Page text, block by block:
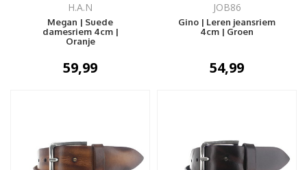
H.A.N
Megan | Suede
damesriem 4cm |
Oranje
59,99
JOB86
Gino | Leren jeansriem
4cm | Groen
54,99